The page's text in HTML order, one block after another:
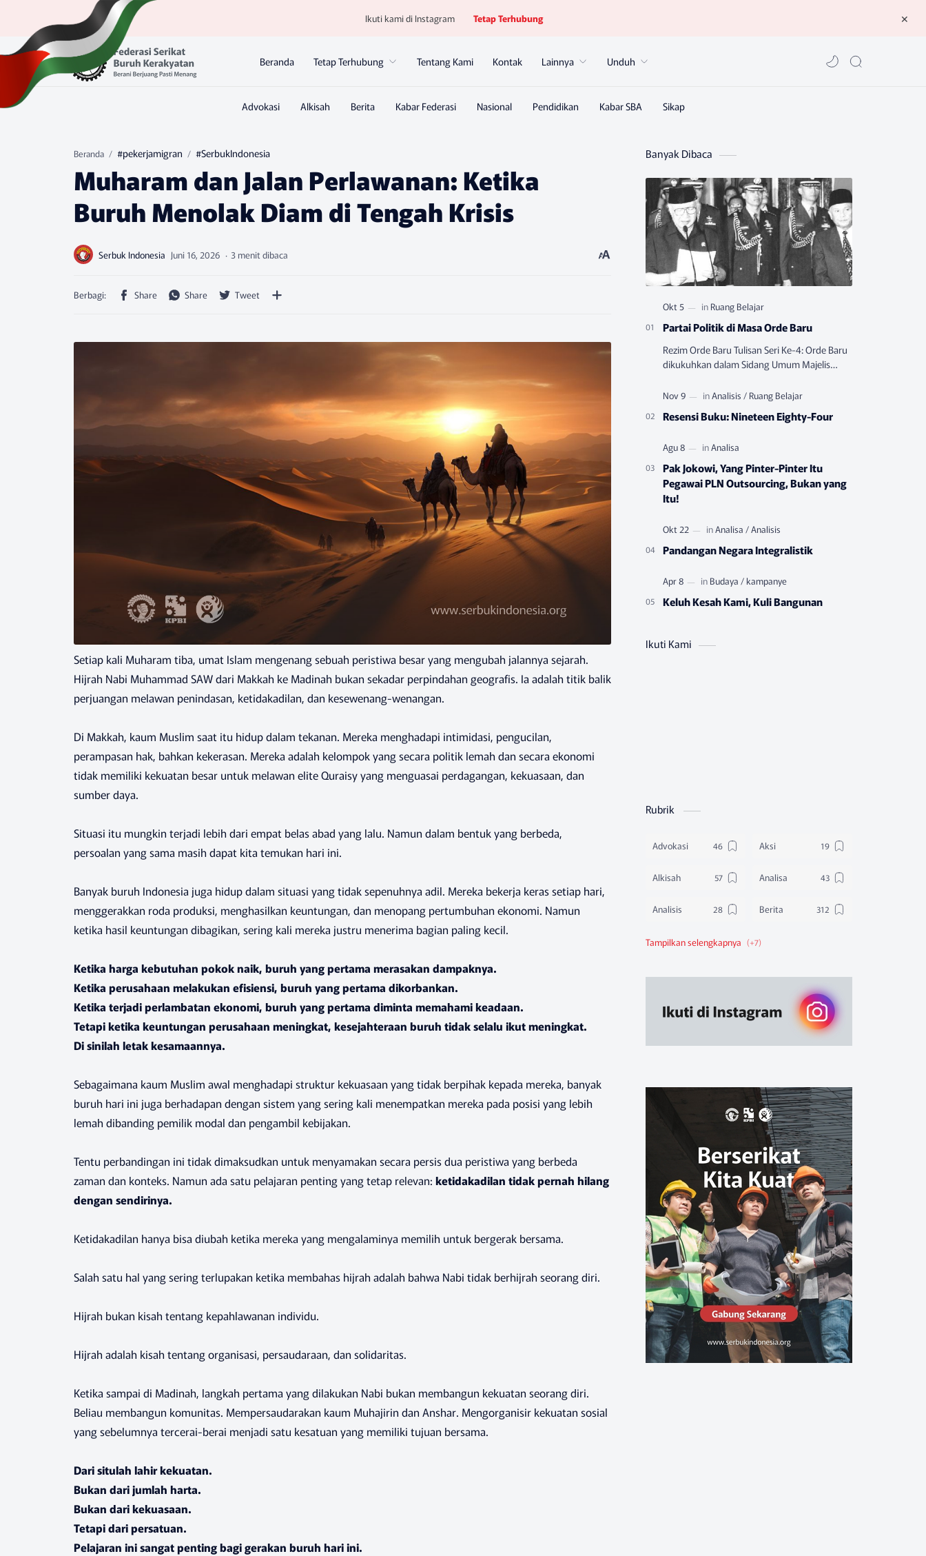
Ikuti kami di Instagram Tetap Terhubung
Beranda Tetap Terhubung Tentang Kami Kontak Lainnya Unduh
Beranda #pekerjamigran #SerbukIndonesia
Muharam dan Jalan Perlawanan: Ketika
Buruh Menolak Diam di Tengah Krisis
3 menit dibaca
Setiap kali Muharam tiba, umat Islam mengenang sebuah peristiwa besar yang mengubah jalannya sejarah.
Hijrah Nabi Muhammad SAW dari Makkah ke Madinah bukan sekadar perpindahan geografis. Ia adalah titik balik
perjuangan melawan penindasan, ketidakadilan, dan kesewenang-wenangan.
Di Makkah, kaum Muslim saat itu hidup dalam tekanan. Mereka menghadapi intimidasi, pengucilan,
perampasan hak, bahkan kekerasan. Mereka adalah kelompok yang secara politik lemah dan secara ekonomi
tidak memiliki kekuatan besar untuk melawan elite Quraisy yang menguasai perdagangan, kekuasaan, dan
sumber daya.
Situasi itu mungkin terjadi lebih dari empat belas abad yang lalu. Namun dalam bentuk yang berbeda,
persoalan yang sama masih dapat kita temukan hari ini.
Banyak buruh Indonesia juga hidup dalam situasi yang tidak sepenuhnya adil. Mereka bekerja keras setiap hari,
menggerakkan roda produksi, menghasilkan keuntungan, dan menopang pertumbuhan ekonomi. Namun
ketika hasil keuntungan dibagikan, sering kali mereka justru menerima bagian paling kecil.
Ketika harga kebutuhan pokok naik, buruh yang pertama merasakan dampaknya.
Ketika perusahaan melakukan efisiensi, buruh yang pertama dikorbankan.
Ketika terjadi perlambatan ekonomi, buruh yang pertama diminta memahami keadaan.
Tetapi ketika keuntungan perusahaan meningkat, kesejahteraan buruh tidak selalu ikut meningkat.
Di sinilah letak kesamaannya.
Sebagaimana kaum Muslim awal menghadapi struktur kekuasaan yang tidak berpihak kepada mereka, banyak
buruh hari ini juga berhadapan dengan sistem yang sering kali menempatkan mereka pada posisi yang lebih
lemah dibanding pemilik modal dan pengambil kebijakan.
Tentu perbandingan ini tidak dimaksudkan untuk menyamakan secara persis dua peristiwa yang berbeda
zaman dan konteks. Namun ada satu pelajaran penting yang tetap relevan: ketidakadilan tidak pernah hilang
dengan sendirinya.
Ketidakadilan hanya bisa diubah ketika mereka yang mengalaminya memilih untuk bergerak bersama.
Salah satu hal yang sering terlupakan ketika membahas hijrah adalah bahwa Nabi tidak berhijrah seorang diri.
Hijrah bukan kisah tentang kepahlawanan individu.
Hijrah adalah kisah tentang organisasi, persaudaraan, dan solidaritas.
Ketika sampai di Madinah, langkah pertama yang dilakukan Nabi bukan membangun kekuatan seorang diri.
Beliau membangun komunitas. Mempersaudarakan kaum Muhajirin dan Anshar. Mengorganisir kekuatan sosial
yang sebelumnya tercerai-berai menjadi satu kesatuan yang memiliki tujuan bersama.
Dari situlah lahir kekuatan.
Bukan dari jumlah harta.
Bukan dari kekuasaan.
Tetapi dari persatuan.
Pelajaran ini sangat penting bagi gerakan buruh hari ini.
Banyak Dibaca
Partai Politik di Masa Orde Baru
Rezim Orde Baru Tulisan Seri Ke-4: Orde Baru
dikukuhkan dalam Sidang Umum Majelis
yang berlangsung pada Juni-…
Resensi Buku: Nineteen Eighty-Four
Pak Jokowi, Yang Pinter-Pinter Itu
Pegawai PLN Outsourcing, Bukan yang
Itu!
Pandangan Negara Integralistik
Keluh Kesah Kami, Kuli Bangunan
Ikuti Kami
Rubrik
Advokasi Aksi
Alkisah Analisa
Analisis Berita
Berita Federasi
Ruang Belajar